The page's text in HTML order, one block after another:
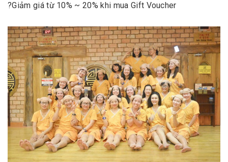
?Giảm giá từ 10% ~ 20% khi mua Gift Voucher